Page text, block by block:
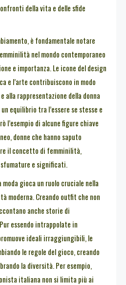
della vita e delle sfide
è fondamentale notare
nel mondo contemporaneo
e importanza. Le icone del design
e l’arte contribuiscono in modo
alla rappresentazione della donna
equilibrio tra l’essere se stesse e
l’esempio di alcune figure chiave
donne che hanno saputo
il concetto di femminilità,
e significati.
moda gioca un ruolo cruciale nella
moderna. Creando outfit che non
anche storie di
essendo intrappolate in
ideali irraggiungibili, le
le regole del gioco, creando
la diversità. Per esempio,
italiana non si limita più ai